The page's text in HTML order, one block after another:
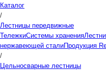
Каталог
/
Лестницы передвижные
ТележкиСистемы хранения
нержавеющей сталиПродукция
/
Цельносварные лестницы